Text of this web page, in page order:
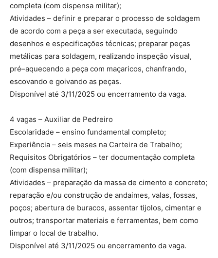
completa (com dispensa militar);
Atividades – definir e preparar o processo de soldagem
de acordo com a peça a ser executada, seguindo
desenhos e especificações técnicas; preparar peças
metálicas para soldagem, realizando inspeção visual,
pré–aquecendo a peça com maçaricos, chanfrando,
escovando e goivando as peças.
Disponível até 3/11/2025 ou encerramento da vaga.
4 vagas – Auxiliar de Pedreiro
Escolaridade – ensino fundamental completo;
Experiência – seis meses na Carteira de Trabalho;
Requisitos Obrigatórios – ter documentação completa
(com dispensa militar);
Atividades – preparação da massa de cimento e concreto;
reparação e/ou construção de andaimes, valas, fossas,
poços; abertura de buracos, assentar tijolos, cimentar e
outros; transportar materiais e ferramentas, bem como
limpar o local de trabalho.
Disponível até 3/11/2025 ou encerramento da vaga.